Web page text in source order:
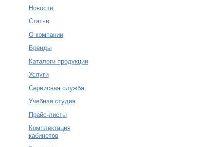
Новости
Статьи
О компании
Бренды
Каталоги продукции
Услуги
Сервисная служба
Учебная студия
Прайс-листы
Комплектация
кабинетов